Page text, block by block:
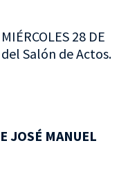
28 DE
Salón de Actos.
JOSÉ MANUEL